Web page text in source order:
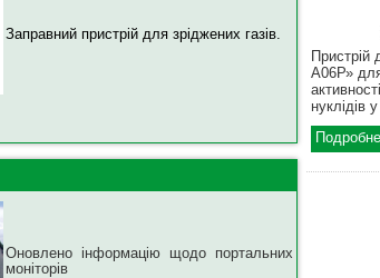
Заправний пристрій для зріджених газів.
Оновлено інформацію щодо портальних
моніторів
Пристрій
А06Р»
нуклідів